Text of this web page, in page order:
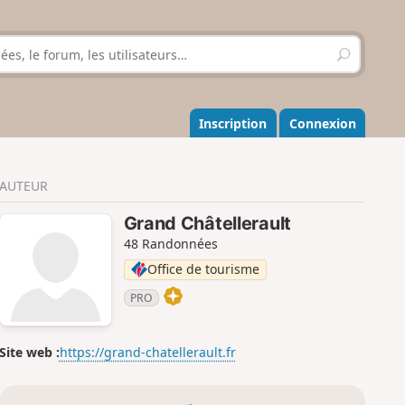
R
e
h
e
r
r
Inscription Connexion
AUTEUR
Grand Châtellerault
48 Randonnées
Office de tourisme
PRO
Site web :https://grand-chatellerault.fr